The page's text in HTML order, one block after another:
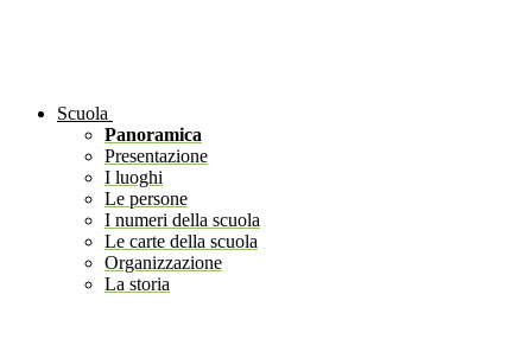
Scuola
Panoramica
Presentazione
I luoghi
Le persone
I numeri della scuola
Le carte della scuola
Organizzazione
La storia